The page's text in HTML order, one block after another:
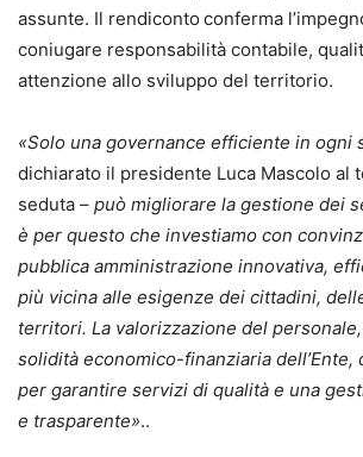
assunte. Il rendiconto conferma
coniugare responsabilità contabile,
attenzione allo sviluppo del territorio.
«Solo una governance efficiente in ogni
dichiarato il presidente Luca Mascolo al
seduta – può migliorare la gestione dei
è per questo che investiamo con
pubblica amministrazione innovativa,
più vicina alle esigenze dei cittadini,
territori. La valorizzazione del
solidità economico-finanziaria dell’Ente,
per garantire servizi di qualità e una
e trasparente»..